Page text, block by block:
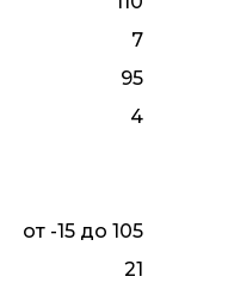
7
95
4
от -15 до 105
21